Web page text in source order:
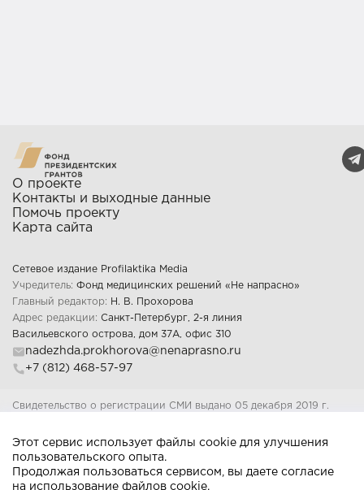
Этот сервис использует файлы cookie для улучшения
пользовательского опыта.
Продолжая пользоваться сервисом, вы даете согласие
на использование файлов cookie.
О проекте
Контакты и выходные данные
Помочь проекту
Карта сайта
Сетевое издание Profilaktika Media
Учредитель: Фонд медицинских решений «Не напрасно»
Главный редактор:
Н. В. Прохорова
Адрес редакции: Санкт-Петербург, 2-я линия
Васильевского острова, дом 37А, офис 310
nadezhda.prokhorova@nenaprasno.ru
+7 (812) 468-57-97
Свидетельство о регистрации СМИ выдано 05 декабря 2019 г.
ФС77-77312